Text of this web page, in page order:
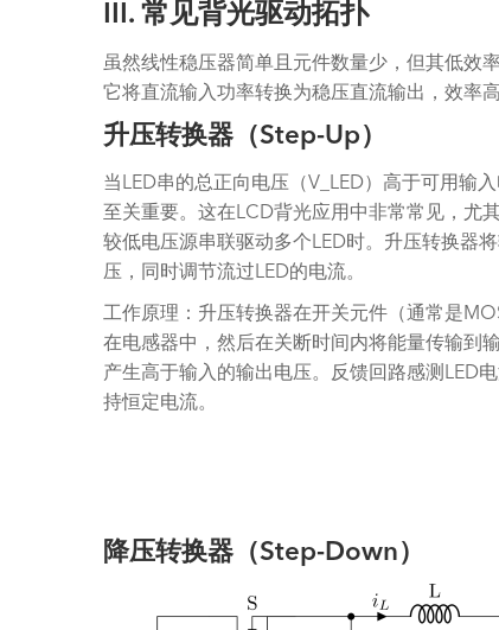
III. 常见背光驱动拓扑
虽然线性稳压器简单且元件数量少，但其低效
它将直流输入功率转换为稳压直流输出，效率
升压转换器（Step-Up）
当LED串的总正向电压（V_LED）高于可用输
至关重要。这在LCD背光应用中非常常见，尤
较低电压源串联驱动多个LED时。升压转换器
压，同时调节流过LED的电流。
工作原理：升压转换器在开关元件（通常是
在电感器中，然后在关断时间内将能量传输到
产生高于输入的输出电压。反馈回路感测LED
持恒定电流。
降压转换器（Step-Down）